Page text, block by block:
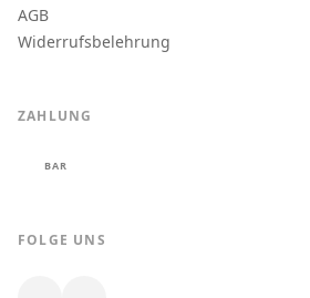
AGB
Widerrufsbelehrung
ZAHLUNG
BAR
FOLGE UNS